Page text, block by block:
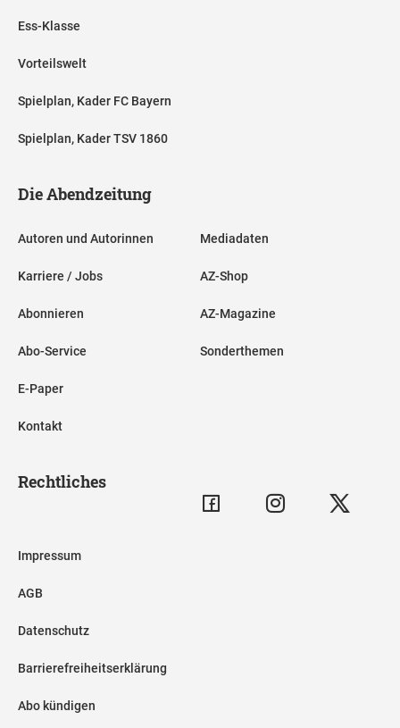
Ess-Klasse
Vorteilswelt
Spielplan, Kader FC Bayern
Spielplan, Kader TSV 1860
Die Abendzeitung
Autoren und Autorinnen
Karriere / Jobs
Abonnieren
Abo-Service
E-Paper
Kontakt
Mediadaten
AZ-Shop
AZ-Magazine
Sonderthemen
Rechtliches
Impressum
AGB
Datenschutz
Barrierefreiheitserklärung
Abo kündigen